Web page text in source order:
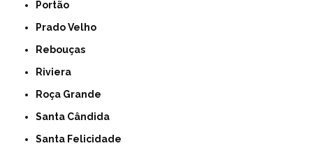
Portão
Prado Velho
Rebouças
Riviera
Roça Grande
Santa Cândida
Santa Felicidade